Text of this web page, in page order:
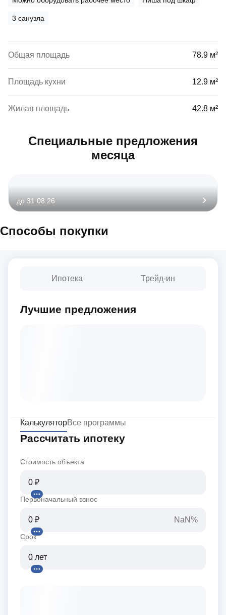
3 санузла
Общая площадь 78.9 м²
Площадь кухни 12.9 м²
Жилая площадь 42.8 м²
Специальные предложения
месяца
до 31.08.26
Способы покупки
Ипотека Трейд-ин
Лучшие предложения
КалькуляторВсе программы
Рассчитать ипотеку
Стоимость объекта
Первоначальный взнос
NaN%
Срок